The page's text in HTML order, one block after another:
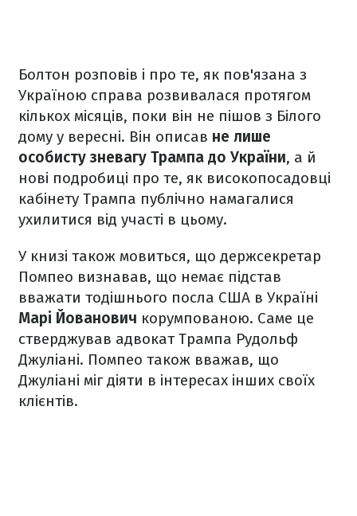
Болтон розповів і про те, як пов'язана з
Україною справа розвивалася протягом
кількох місяців, поки він не пішов з Білого
дому у вересні. Він описав не лише
особисту зневагу Трампа до України, а й
нові подробиці про те, як високопосадовці
кабінету Трампа публічно намагалися
ухилитися від участі в цьому.
У книзі також мовиться, що держсекретар
Помпео визнавав, що немає підстав
вважати тодішнього посла США в Україні
Марі Йованович корумпованою. Саме це
стверджував адвокат Трампа Рудольф
Джуліані. Помпео також вважав, що
Джуліані міг діяти в інтересах інших своїх
клієнтів.